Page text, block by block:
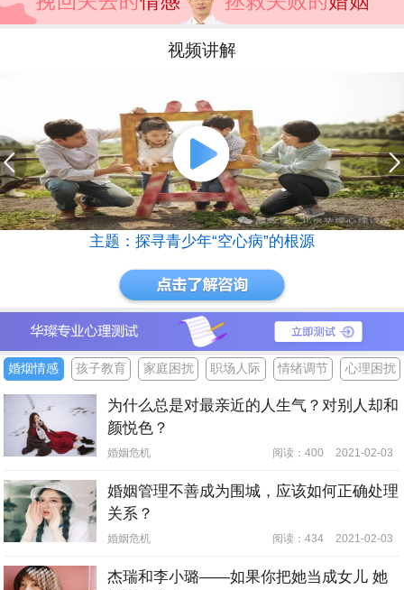
视频讲解
主题：探寻青少年“空心病”的根源
婚烟情感 孩子教育 家庭困扰 职场人际 情绪调节 心理困扰
为什么总是对最亲近的人生气？对别人却和
颜悦色？
婚姻危机 阅读：400 2021-02-03
婚姻管理不善成为围城，应该如何正确处理
关系？
婚姻危机 阅读：434 2021-02-03
杰瑞和李小璐——如果你把她当成女儿 她